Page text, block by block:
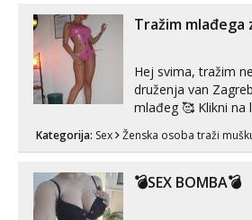
autentičnosti možeš
Tražim mlađega
Hej svima, tražim
druženja van
mlađeg 🥰 Klikni na link ispod i nadji me
Kategorija: Sex Ženska osoba traži
💣SEX BOMBA💣